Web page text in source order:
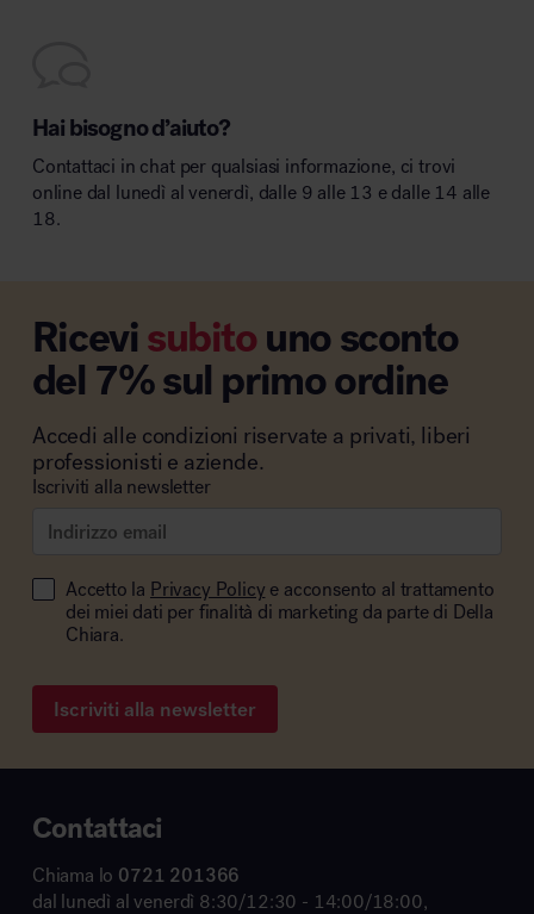
Hai bisogno d’aiuto?
Contattaci in chat per qualsiasi informazione, ci trovi
online dal lunedì al venerdì, dalle 9 alle 13 e dalle 14 alle
18.
Ricevisubitouno sconto
del 7% sul primo ordine
Accedi alle condizioni riservate a privati, liberi
professionisti e aziende.
Iscriviti alla newsletter
Accetto la Privacy Policy e acconsento al trattamento
dei miei dati per finalità di marketing da parte di Della
Chiara.
Iscriviti alla newsletter
Contattaci
Chiama lo 0721 201366
dal lunedì al venerdì 8:30/12:30 - 14:00/18:00,